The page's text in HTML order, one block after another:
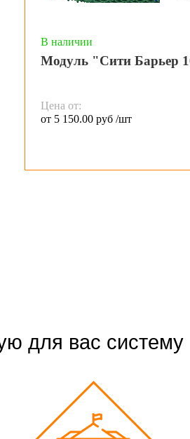
В наличии
Модуль "Сити Барьер
Цена от:
от 5 150.00 руб /шт
для вас систему